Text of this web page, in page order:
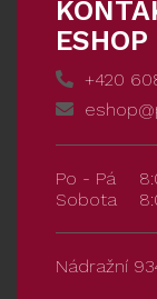
ESHOP
+420
Po - Pá
Sobota
Nádražní